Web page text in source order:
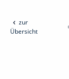
zur
Übersicht